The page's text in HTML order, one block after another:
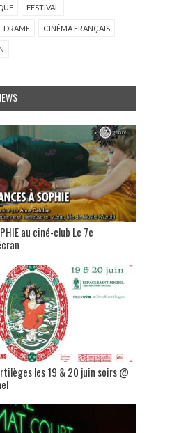
FESTIVAL
DRAME CINÉMA FRANÇAIS
au ciné-club Le 7e
les 19 & 20 juin soirs @